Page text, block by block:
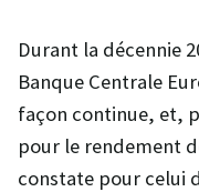
Durant la décennie
Banque Centrale
façon continue, et,
pour le rendement
constate pour celui